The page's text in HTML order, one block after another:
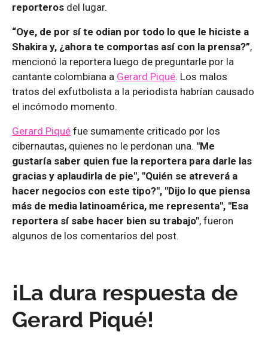
reporteros del lugar.
“Oye, de por sí te odian por todo lo que le hiciste a
Shakira y, ¿ahora te comportas así con la prensa?”,
mencionó la reportera luego de preguntarle por la
cantante colombiana a Gerard Piqué. Los malos
tratos del exfutbolista a la periodista habrían causado
el incómodo momento.
Gerard Piqué fue sumamente criticado por los
cibernautas, quienes no le perdonan una. "Me
gustaría saber quien fue la reportera para darle las
gracias y aplaudirla de pie", "Quién se atreverá a
hacer negocios con este tipo?", "Dijo lo que piensa
más de media latinoamérica, me representa", "Esa
reportera sí sabe hacer bien su trabajo", fueron
algunos de los comentarios del post.
¡La dura respuesta de
Gerard Piqué!